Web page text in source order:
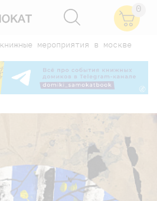
0
книжные мероприятия в москве